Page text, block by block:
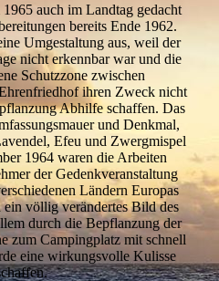
auch im Landtag gedacht
bereits Ende 1962.
Umgestaltung aus, weil der
nicht erkennbar war und die
Schutzzone zwischen
ihren Zweck nicht
Abhilfe schaffen. Das
und Denkmal,
Efeu und Zwergmispel
1964 waren die Arbeiten
der Gedenkveranstaltung
Ländern Europas
völlig verändertes Bild des
durch die Bepflanzung der
zum Campingplatz mit schnell
eine wirkungsvolle Kulisse